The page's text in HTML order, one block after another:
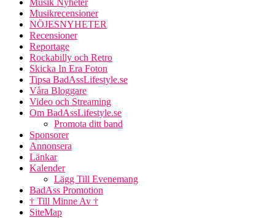
Musik Nyheter
Musikrecensioner
NÖJESNYHETER
Recensioner
Reportage
Rockabilly och Retro
Skicka In Era Foton
Tipsa BadAssLifestyle.se
Våra Bloggare
Video och Streaming
Om BadAssLifestyle.se
Promota ditt band
Sponsorer
Annonsera
Länkar
Kalender
Lägg Till Evenemang
BadAss Promotion
† Till Minne Av †
SiteMap